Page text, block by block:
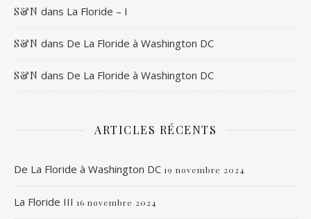
S&N dans La Floride – I
S&N dans De La Floride à Washington DC
S&N dans De La Floride à Washington DC
ARTICLES RÉCENTS
De La Floride à Washington DC 19 novembre 2024
La Floride III 16 novembre 2024